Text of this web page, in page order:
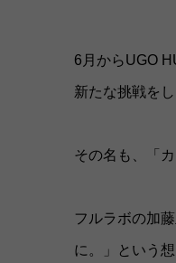
6月からUGO
新たな挑戦をし
その名も、「
フルラボの加
に。」という